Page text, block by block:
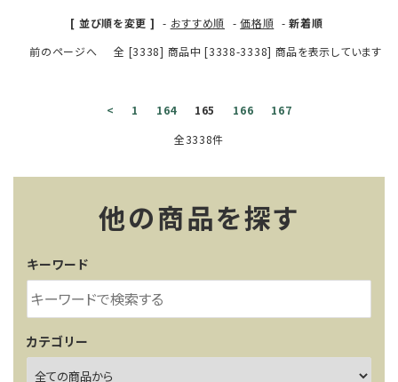
サイズで選ぶ
店舗情報
POLICY
INFORMATION
[ 並び順を変更 ] - おすすめ順 -価格順 -新着順
前のページへ
全 [3338] 商品中 [3338-3338] 商品を表示しています
< 1 164 165 166
167
全3338件
他の商品を探す
キーワード
カテゴリー